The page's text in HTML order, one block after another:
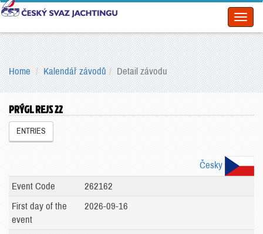
Home Kalendář závodů Detail závodu
PRÝGL REJS 22
ENTRIES
Česky
Event Code
262162
First day of the
event
2026-09-16